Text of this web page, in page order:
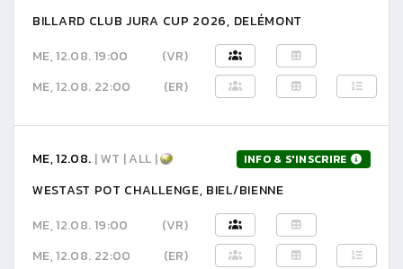
BILLARD CLUB JURA CUP 2026, DELÉMONT
ME, 12.08. 19:00
(VR)
ME, 12.08. 22:00
(ER)
ME, 12.08. | WT | ALL | INFO & S'INSCRIRE
WESTAST POT CHALLENGE, BIEL/BIENNE
ME, 12.08. 19:00
(VR)
ME, 12.08. 22:00
(ER)